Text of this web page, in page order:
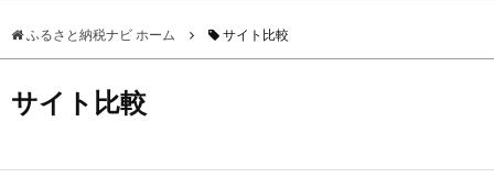
ふるさと納税ナビ ホーム サイト比較
サイト比較